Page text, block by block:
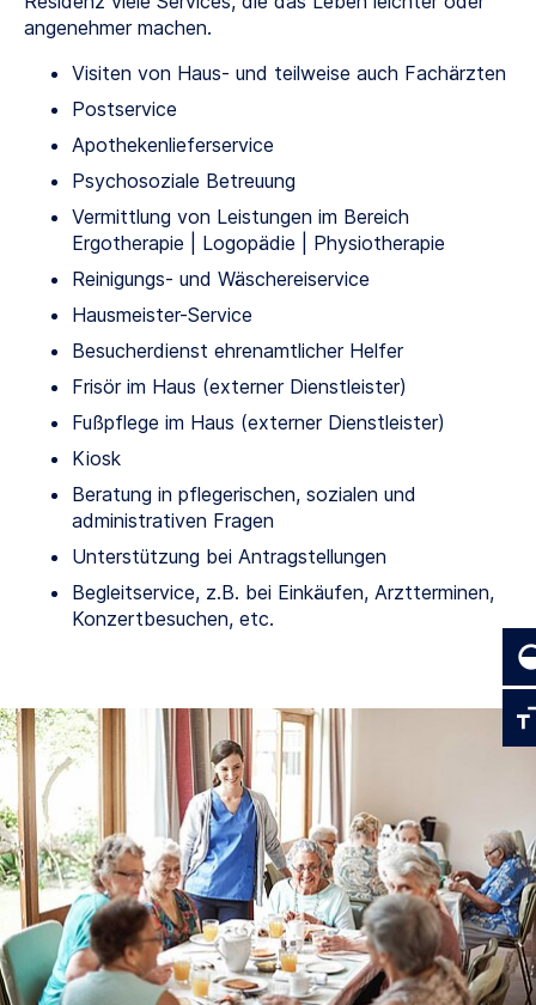
angenehmer machen.
Visiten von Haus- und teilweise auch Fachärzten
Postservice
Apothekenlieferservice
Psychosoziale Betreuung
Vermittlung von Leistungen im Bereich
Ergotherapie | Logopädie | Physiotherapie
Reinigungs- und Wäschereiservice
Hausmeister-Service
Besucherdienst ehrenamtlicher Helfer
Frisör im Haus (externer Dienstleister)
Fußpflege im Haus (externer Dienstleister)
Kiosk
Beratung in pflegerischen, sozialen und
administrativen Fragen
Unterstützung bei Antragstellungen
Begleitservice, z.B. bei Einkäufen, Arztterminen,
Konzertbesuchen, etc.